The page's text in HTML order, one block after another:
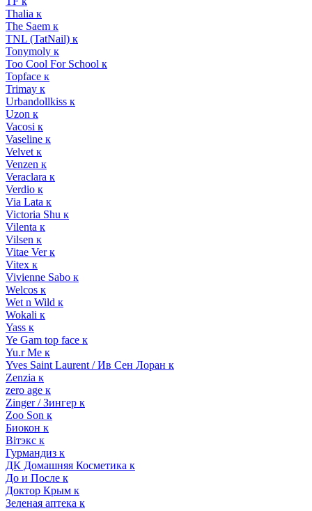
Thalia к
The Saem к
TNL (TatNail) к
Tonymoly к
Too Cool For School к
Topface к
Trimay к
Urbandollkiss к
Uzon к
Vacosi к
Vaseline к
Velvet к
Venzen к
Veraclara к
Verdio к
Via Lata к
Victoria Shu к
Vilenta к
Vilsen к
Vitae Ver к
Vitex к
Vivienne Sabo к
Welcos к
Wet n Wild к
Wokali к
Yass к
Ye Gam top face к
Yu.r Me к
Yves Saint Laurent / Ив Сен Лоран к
Zenzia к
zero age к
Zinger / Зингер к
Zoo Son к
Биокон к
Вiтэкс к
Гурмандиз к
ДК Домашняя Косметика к
До и После к
Доктор Крым к
Зеленая аптека к